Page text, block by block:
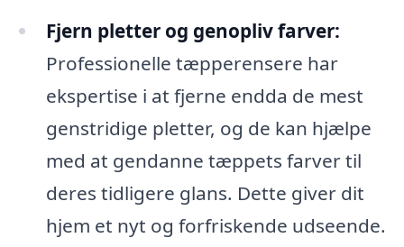
Fjern pletter og genopliv farver:
Professionelle tæpperensere har
ekspertise i at fjerne endda de mest
genstridige pletter, og de kan hjælpe
med at gendanne tæppets farver til
deres tidligere glans. Dette giver dit
hjem et nyt og forfriskende udseende.